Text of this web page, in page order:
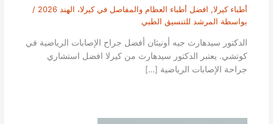
أطباء كيرلا, افضل أطباء العظام والمفاصل في كيرلا، الهند 2026
/
بواسطة المرشد للتنسيق الطبي
الدكتور سيدهارث جيه أونيثان أفضل جراح الإصابات الرياضية في
كوتشي. يعتبر الدكتور سيدهارث من كيرلا افضل استشاري
جراحة الإصابات الرياضية […]